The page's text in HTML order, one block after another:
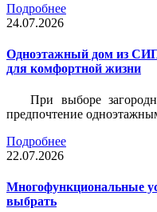
Подробнее
24.07.2026
Одноэтажный дом из
для комфортной жизни
При выборе
предпочтение
Подробнее
22.07.2026
Многофункциональные
выбрать